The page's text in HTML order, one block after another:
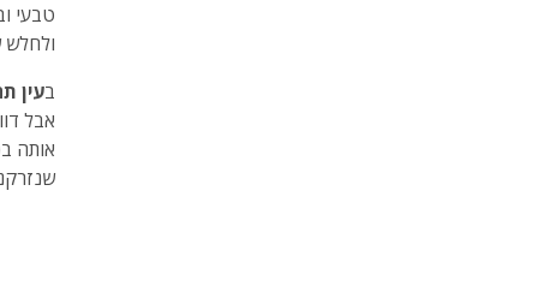
טבעי
ולחלש
בעין
אבל
אותה